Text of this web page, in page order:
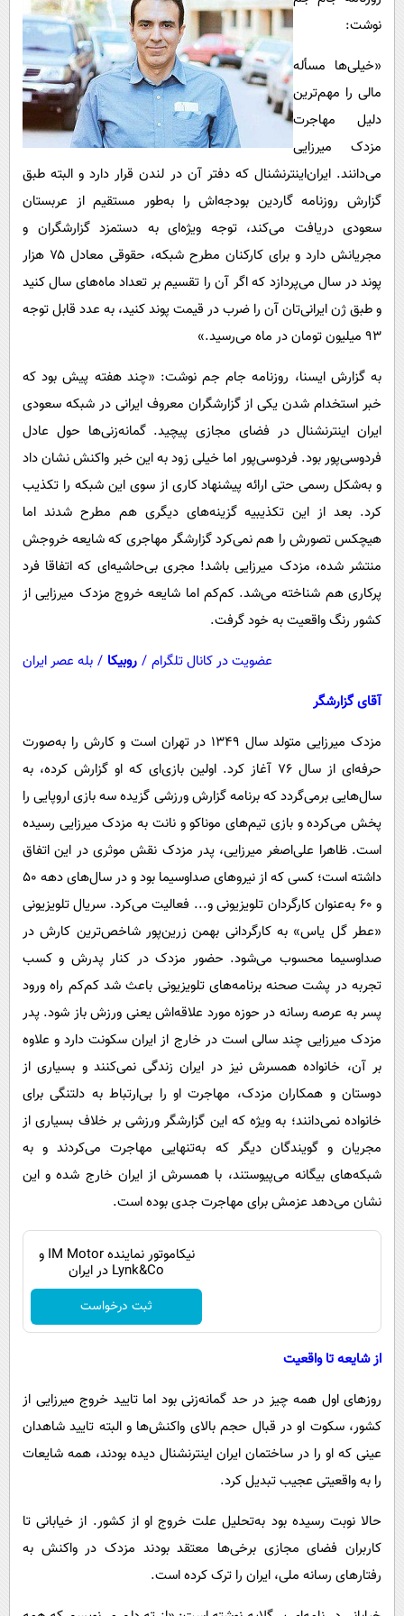
سرگرمی
فناوری
گوناگون
حوادث
محیط زیست
سلامت
فرهنگی
اجتماعی
حیات وحش
سیاست خارجی
پیامک
روانشناسی
آشپزی
دانلود
نوشت:
«خیلی‌ها مسأله
مالی را مهم‌ترین
دلیل مهاجرت
مزدک میرزایی
می‌دانند. ایران‌اینترنشنال که دفتر آن در لندن قرار دارد و البته طبق
گزارش روزنامه گاردین بودجه‌اش را به‌طور مستقیم از عربستان
سعودی دریافت می‌کند، توجه ویژه‌ای به دستمزد گزارشگران و
مجریانش دارد و برای کارکنان مطرح شبکه، حقوقی معادل ۷۵ هزار
پوند در سال می‌پردازد که اگر آن را تقسیم بر تعداد ماه‌های سال کنید
و طبق ژن ایرانی‌تان آن را ضرب در قیمت پوند کنید، به عدد قابل توجه
۹۳ میلیون تومان در ماه می‌رسید.»
به گزارش ایسنا، روزنامه جام جم نوشت: «چند هفته پیش بود که
خبر استخدام شدن یکی از گزارشگران معروف ایرانی در شبکه سعودی
ایران اینترنشنال در فضای مجازی پیچید. گمانه‌زنی‌ها حول عادل
فردوسی‌پور بود. فردوسی‌پور اما خیلی زود به این خبر واکنش نشان داد
و به‌شکل رسمی حتی ارائه پیشنهاد کاری از سوی این شبکه را تکذیب
کرد. بعد از این تکذیبیه گزینه‌های دیگری هم مطرح شدند اما
هیچکس تصورش را هم نمی‌کرد گزارشگر مهاجری که شایعه خروجش
منتشر شده، مزدک میرزایی باشد! مجری بی‌حاشیه‌ای که اتفاقا فرد
پرکاری هم شناخته می‌شد. کم‌کم اما شایعه خروج مزدک میرزایی از
کشور رنگ واقعیت به خود گرفت.
عضویت در کانال تلگرام / روبیکا / بله عصر ایران
آقای گزارشگر
مزدک میرزایی متولد سال ۱۳۴۹ در تهران است و کارش را به‌صورت
حرفه‌ای از سال ۷۶ آغاز کرد. اولین بازی‌ای که او گزارش کرده، به
سال‌هایی برمی‌گردد که برنامه گزارش ورزشی گزیده سه بازی اروپایی را
پخش می‌کرده و بازی تیم‌های موناکو و نانت به مزدک میرزایی رسیده
است. ظاهرا علی‌اصغر میرزایی، پدر مزدک نقش موثری در این اتفاق
داشته است؛ کسی که از نیروهای صداوسیما بود و در سال‌های دهه ۵۰
و ۶۰ به‌عنوان کارگردان تلویزیونی و... فعالیت می‌کرد. سریال تلویزیونی
«عطر گل یاس» به کارگردانی بهمن زرین‌پور شاخص‌ترین کارش در
صداوسیما محسوب می‌شود. حضور مزدک در کنار پدرش و کسب
تجربه در پشت صحنه برنامه‌های تلویزیونی باعث شد کم‌کم راه ورود
پسر به عرصه رسانه در حوزه مورد علاقه‌اش یعنی ورزش باز شود. پدر
مزدک میرزایی چند سالی است در خارج از ایران سکونت دارد و علاوه
بر آن، خانواده همسرش نیز در ایران زندگی نمی‌کنند و بسیاری از
دوستان و همکاران مزدک، مهاجرت او را بی‌ارتباط به دلتنگی برای
خانواده نمی‌دانند؛ به ویژه که این گزارشگر ورزشی بر خلاف بسیاری از
مجریان و گویندگان دیگر که به‌تنهایی مهاجرت می‌کردند و به
شبکه‌های بیگانه می‌پیوستند، با همسرش از ایران خارج شده و این
نشان می‌دهد عزمش برای مهاجرت جدی بوده است.
نیکاموتور نماینده IM Motor و
Lynk&Co در ایران
ثبت درخواست
از شایعه تا واقعیت
روزهای اول همه چیز در حد گمانه‌زنی بود اما تایید خروج میرزایی از
کشور، سکوت او در قبال حجم بالای واکنش‌ها و البته تایید شاهدان
عینی که او را در ساختمان ایران اینترنشنال دیده بودند، همه شایعات
را به واقعیتی عجیب تبدیل کرد.
حالا نوبت رسیده بود به‌تحلیل علت خروج او از کشور. از خیابانی تا
کاربران فضای مجازی برخی‌ها معتقد بودند مزدک در واکنش به
رفتارهای رسانه‌ ملی، ایران را ترک کرده است.